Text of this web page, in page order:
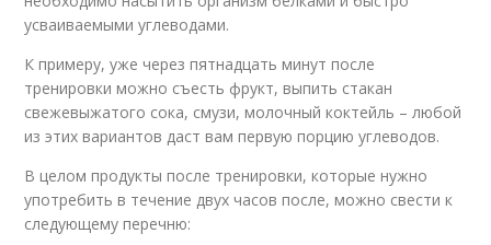
усваиваемыми углеводами.
К примеру, уже через пятнадцать минут после
тренировки можно съесть фрукт, выпить стакан
свежевыжатого сока, смузи, молочный коктейль – любой
из этих вариантов даст вам первую порцию углеводов.
В целом продукты после тренировки, которые нужно
употребить в течение двух часов после, можно свести к
следующему перечню: